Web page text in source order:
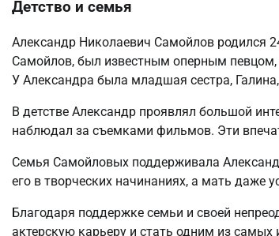
Детство и семья
Александр Николаевич Самойлов родился
Самойлов, был известным оперным
У Александра была младшая сестра,
В детстве Александр проявлял большой
наблюдал за съемками фильмов. Эти
Семья Самойловых поддерживала
его в творческих начинаниях, а мать даже
Благодаря поддержке семьи и своей
актерскую карьеру и стать одним из самых